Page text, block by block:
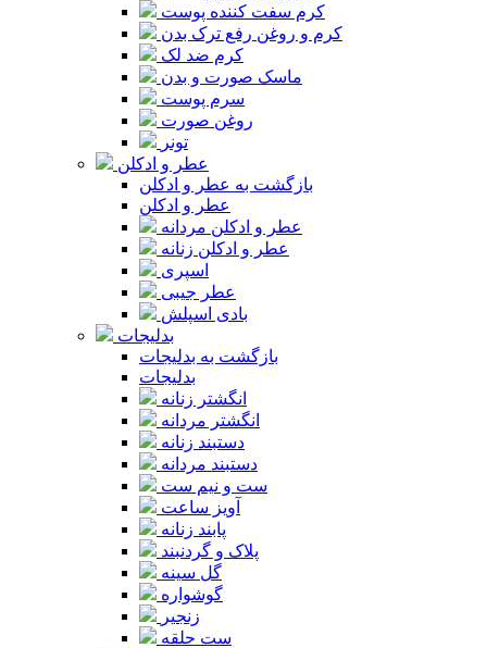
کرم سفت کننده پوست
کرم و روغن رفع ترک بدن
کرم ضد لک
ماسک صورت و بدن
سرم پوست
روغن صورت
تونر
عطر و ادکلن
بازگشت به عطر و ادکلن
عطر و ادکلن
عطر و ادکلن مردانه
عطر و ادکلن زنانه
اسپری
عطر جیبی
بادی اسپلش
بدلیجات
بازگشت به بدلیجات
بدلیجات
انگشتر زنانه
انگشتر مردانه
دستبند زنانه
دستبند مردانه
ست و نیم ست
آویز ساعت
پابند زنانه
پلاک و گردنبند
گل سینه
گوشواره
زنجیر
ست حلقه